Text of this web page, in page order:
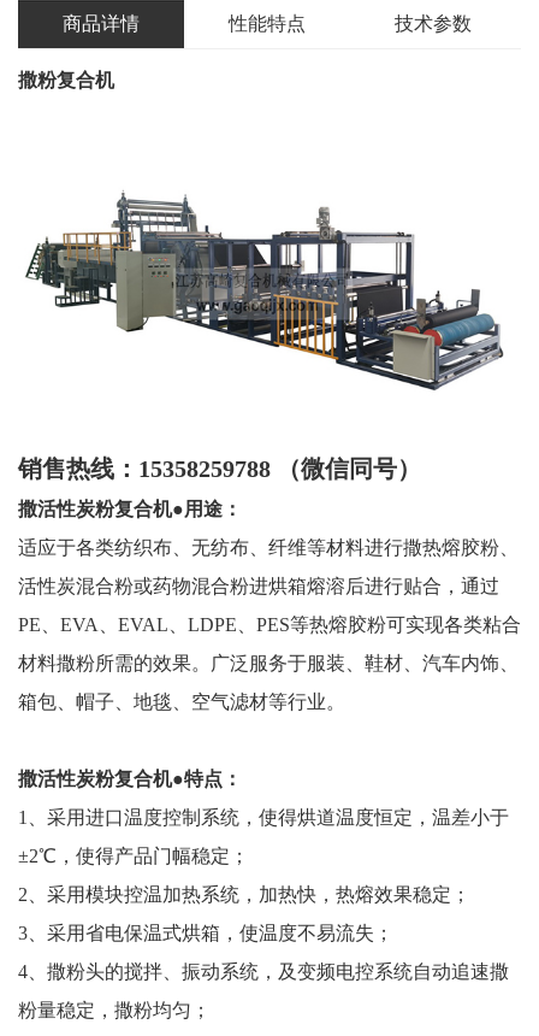
商品详情 性能特点 技术参数
撒粉复合机
销售热线：15358259788 （微信同号）
撒活性炭粉复合机●用途：
适应于各类纺织布、无纺布、纤维等材料进行撒热熔胶粉、
活性炭混合粉或药物混合粉进烘箱熔溶后进行贴合，通过
PE、EVA、EVAL、LDPE、PES等热熔胶粉可实现各类粘合
材料撒粉所需的效果。广泛服务于服装、鞋材、汽车内饰、
箱包、帽子、地毯、空气滤材等行业。
撒活性炭粉复合机●特点：
1、采用进口温度控制系统，使得烘道温度恒定，温差小于
±2℃，使得产品门幅稳定；
2、采用模块控温加热系统，加热快，热熔效果稳定；
3、采用省电保温式烘箱，使温度不易流失；
4、撒粉头的搅拌、振动系统，及变频电控系统自动追速撒
粉量稳定，撒粉均匀；